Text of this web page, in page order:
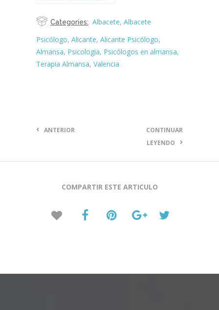
Categories: Albacete, Albacete
Psicólogo, Alicante, Alicante Psicólogo,
Almansa, Psicologia, Psicólogos en almansa,
Terapia Almansa, Valencia
ANTERIOR
CONTINUAR
LEYENDO
COMPARTIR ESTE ARTICULO